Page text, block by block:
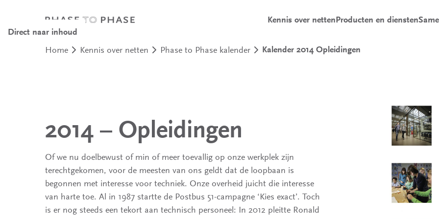
Direct naar inhoud
Kennis over nettenProducten en diensten
Home Kennis over netten Phase to Phase kalender Kalender 2014 Opleidingen
2014 – Opleidingen
Of we nu doelbewust of min of meer toevallig op onze werkplek zijn
terechtgekomen, voor de meesten van ons geldt dat de loopbaan is
begonnen met interesse voor techniek. Onze overheid juicht die interesse
van harte toe. Al in 1987 startte de Postbus 51-campagne ‘Kies exact’. Toch
is er nog steeds een tekort aan technisch personeel: In 2012 pleitte Ronald